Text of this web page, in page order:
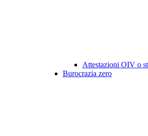
Attestazioni OIV o
Burocrazia zero